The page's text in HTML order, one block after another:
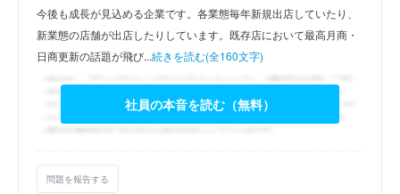
今後も成長が見込める企業です。各業態毎年新規出店していたり、
新業態の店舗が出店したりしています。既存店において最高月商・
日商更新の話題が飛び...続きを読む(全160文字)
社員の本音を読む（無料）
問題を報告する